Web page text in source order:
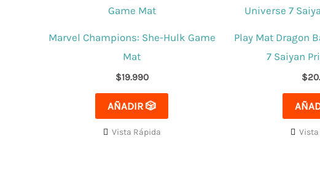
Marvel Champions: She-Hulk Game
Mat
$19.990
AÑADIR 🎲
Vista Rápida
Play Mat Dragon
7 Saiyan
$